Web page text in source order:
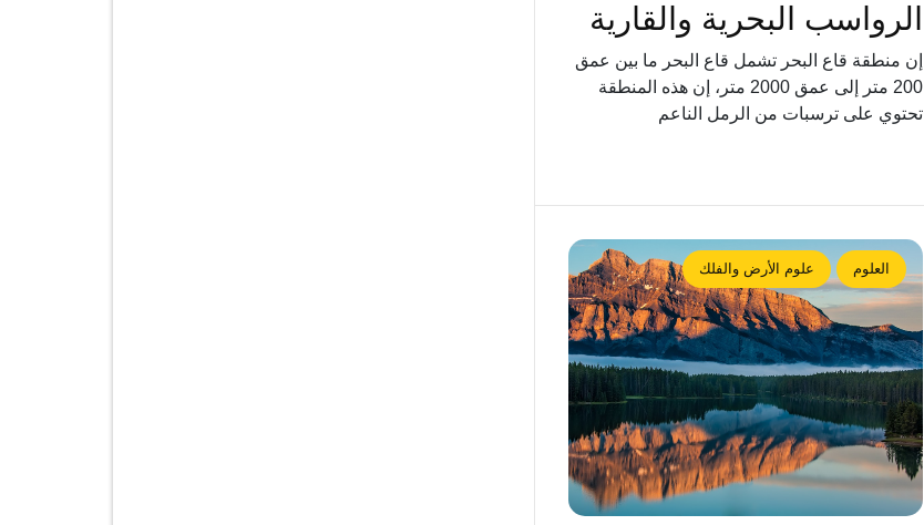
الرواسب البحرية والقارية
إن منطقة قاع البحر تشمل قاع البحر ما بين عمق
200 متر إلى عمق 2000 متر، إن هذه المنطقة
تحتوي على ترسبات من الرمل الناعم
العلوم علوم الأرض والفلك